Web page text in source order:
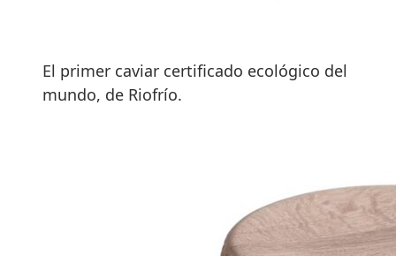
El primer caviar certificado ecológico del
mundo, de Riofrío.